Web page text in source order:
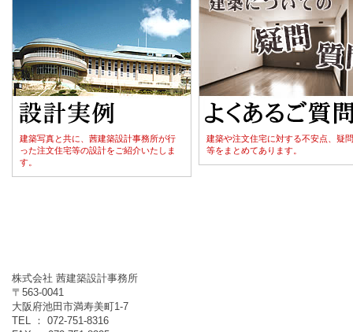
建築写真と共に、茜建築設計事務所が行
った注文住宅等の設計をご紹介いたしま
す。
建築や注文住宅に対する不安点、疑
等をまとめてあります。
株式会社 茜建築設計事務所
〒563-0041
大阪府池田市満寿美町1-7
TEL ： 072-751-8316